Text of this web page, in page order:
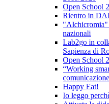
Open School
Rientro in
"Alchicromia"
nazionali
Lab2go in
Sapienza di
Open School
“Working
Happy Eat!
Io leggo